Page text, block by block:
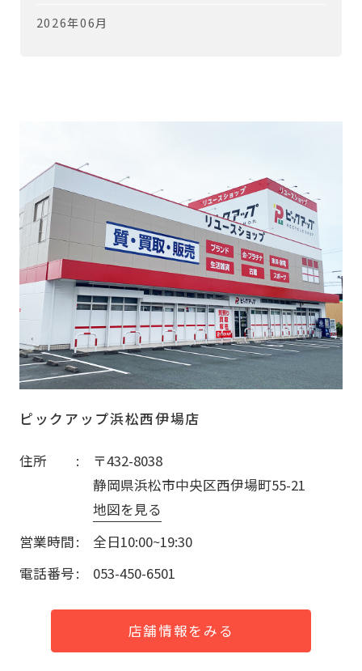
2026年06月
ピックアップ浜松西伊場店
住所
〒432-8038
静岡県浜松市中央区西伊場町55-21
地図を見る
営業時間
全日10:00~19:30
電話番号
053-450-6501
店舗情報をみる